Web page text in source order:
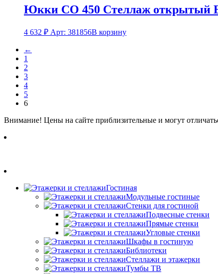
Юкки СО 450 Стеллаж открытый
4 632 ₽ Арт: 381856В корзину
←
1
2
3
4
5
6
Внимание! Цены на сайте приблизительные и могут
Гостиная
Модульные гостиные
Стенки для гостиной
Подвесные стенки
Прямые стенки
Угловые стенки
Шкафы в гостиную
Библиотеки
Стеллажи и этажерки
Тумбы ТВ